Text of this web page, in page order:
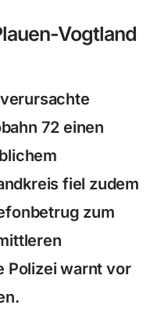
Vogtland
72 einen
fiel zudem
zum
Polizei warnt vor